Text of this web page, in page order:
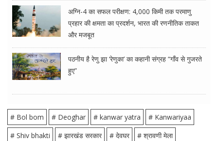
अग्नि-4 का सफल परीक्षण: 4,000 किमी तक परमाणु
प्रहार की क्षमता का प्रदर्शन, भारत की रणनीतिक ताकत
और मजबूत
पठनीय है रेणु झा ‘रेणुका’ का कहानी संग्रह “गाँव से गुजरते
हुए”
# Bol bom # Deoghar # kanwar yatra
# Kanwariyaa
# Shiv bhakti
# झारखंड सरकार # देवघर # श्रावणी मेला